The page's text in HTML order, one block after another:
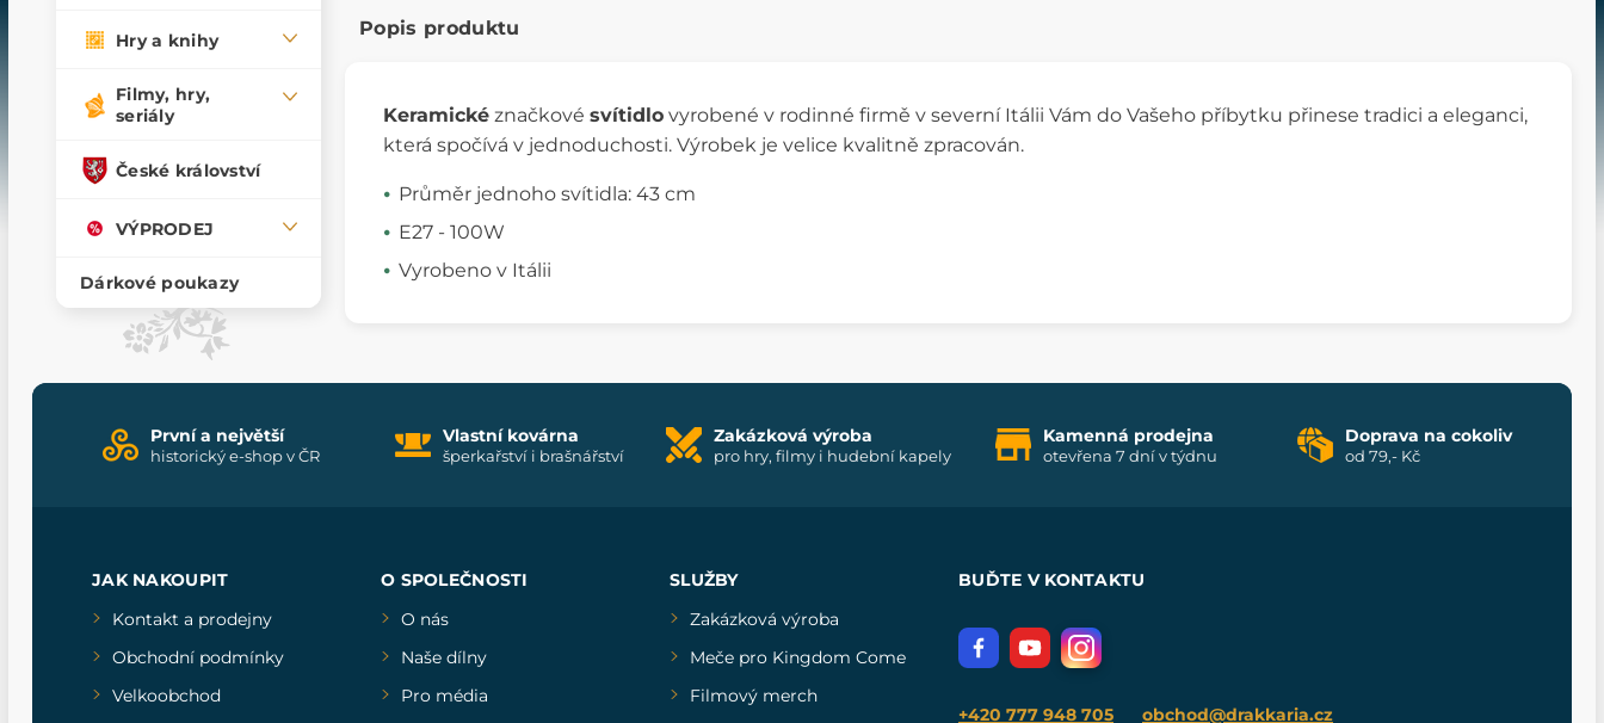
Hry a knihy
Filmy, hry,
seriály
České království
VÝPRODEJ
Dárkové poukazy
Popis produktu
Keramické značkové svítidlo vyrobené v rodinné firmě v severní Itálii Vám do Vašeho příbytku přinese tradici a eleganci,
která spočívá v jednoduchosti. Výrobek je velice kvalitně zpracován.
Průměr jednoho svítidla: 43 cm
E27 - 100W
Vyrobeno v Itálii
První a největší
historický e-shop v ČR
Vlastní kovárna
šperkařství i brašnářství
Zakázková výroba
pro hry, filmy i hudební kapely
Kamenná prodejna
otevřena 7 dní v týdnu
Doprava na cokoliv
od 79,- Kč
JAK NAKOUPIT
Kontakt a prodejny
Obchodní podmínky
Velkoobchod
O SPOLEČNOSTI
O nás
Naše dílny
Pro média
SLUŽBY
Zakázková výroba
Meče pro Kingdom Come
Filmový merch
BUĎTE V KONTAKTU
+420 777 948 705 obchod@drakkaria.cz